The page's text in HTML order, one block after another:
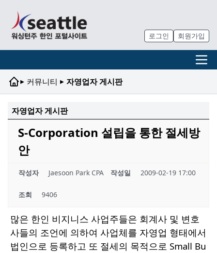
로그인 회원가입
▸ 커뮤니티 ▸ 자영업자 게시판
자영업자 게시판
S-Corporation 설립을 통한 절세방
안
작성자 Jaesoon Park CPA 작성일 2009-02-19 17:00
조회 9406
많은 한인 비지니스 사업주들은 회계사 및 변호
사들의 조언에 의하여 사업체를 자영업 형태에서
법인으로 등록하고 또 절세의 목적으로 Small Bu